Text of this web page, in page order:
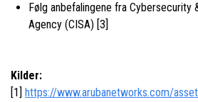
Følg anbefalingene fra
Agency (CISA) [3]
Kilder:
[1] https://www.arubanetworks.com/